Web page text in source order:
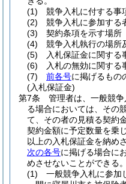
(1)
競争入札に付する事
(2)
競争入札に参加する
(3)
契約条項を示す場所
(4)
競争入札執行の場所
(5)
入札保証金に関する
(6)
入札の無効に関する
(7)
前各号に掲げるもの
(入札保証金)
第7条
管理者は、一般競
る場合においては、その
て、その者の見積る契約
契約金額に予定数量を乗
以上の入札保証金を納め
次の各号に掲げる場合に
めさせないことができる。
(1)
一般競争入札に参加